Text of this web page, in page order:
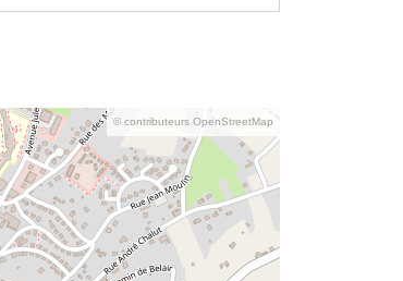
© contributeurs OpenStreetMap